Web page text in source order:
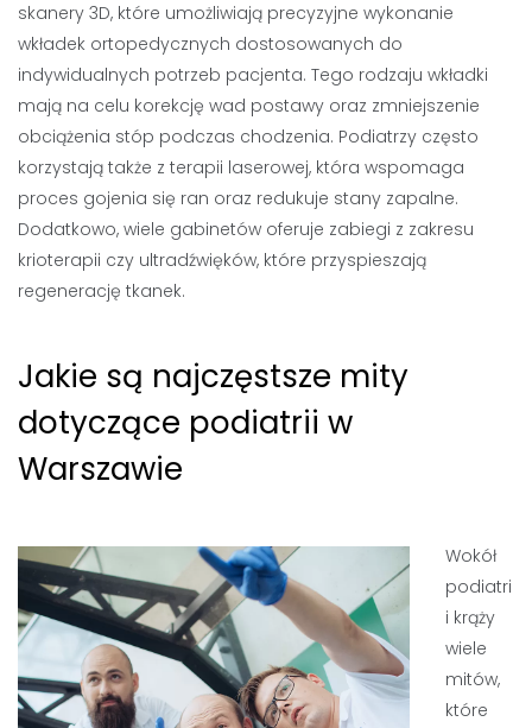
skanery 3D, które umożliwiają precyzyjne wykonanie
wkładek ortopedycznych dostosowanych do
indywidualnych potrzeb pacjenta. Tego rodzaju wkładki
mają na celu korekcję wad postawy oraz zmniejszenie
obciążenia stóp podczas chodzenia. Podiatrzy często
korzystają także z terapii laserowej, która wspomaga
proces gojenia się ran oraz redukuje stany zapalne.
Dodatkowo, wiele gabinetów oferuje zabiegi z zakresu
krioterapii czy ultradźwięków, które przyspieszają
regenerację tkanek.
Jakie są najczęstsze mity
dotyczące podiatrii w
Warszawie
Wokół
podiatri
i krąży
wiele
mitów,
które